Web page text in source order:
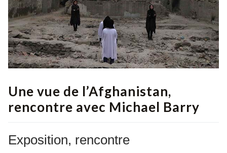
Une vue de l’Afghanistan,
rencontre avec Michael Barry
Exposition, rencontre